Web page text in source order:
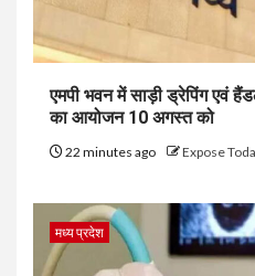
एमपी भवन में साड़ी ड्रेपिंग एवं
का आयोजन 10 अगस्त को
22 minutes ago Expose
मध्य प्रदेश